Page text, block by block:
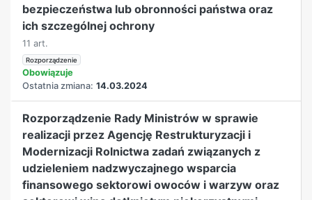
bezpieczeństwa lub obronności państwa oraz
ich szczególnej ochrony
11 art.
Rozporządzenie
Obowiązuje
Ostatnia zmiana: 14.03.2024
Rozporządzenie Rady Ministrów w sprawie
realizacji przez Agencję Restrukturyzacji i
Modernizacji Rolnictwa zadań związanych z
udzieleniem nadzwyczajnego wsparcia
finansowego sektorowi owoców i warzyw oraz